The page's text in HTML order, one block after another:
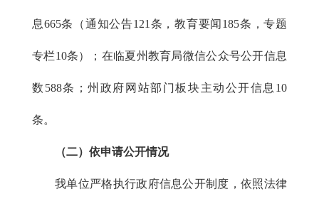
息665条（通知公告121条，教育要闻185条，专题
专栏10条）；在临夏州教育局微信公众号公开信息
数588条；州政府网站部门板块主动公开信息10
条。
（二）依申请公开情况
我单位严格执行政府信息公开制度，依照法律